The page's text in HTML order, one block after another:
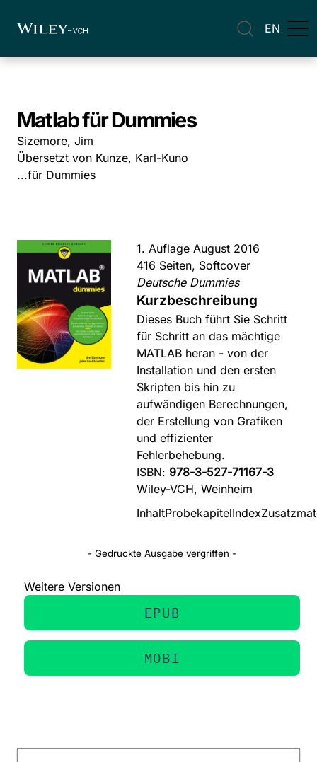
EN
Matlab für Dummies
Sizemore, Jim
Übersetzt von Kunze, Karl-Kuno
...für Dummies
1. Auflage August 2016
416 Seiten, Softcover
Deutsche Dummies
Kurzbeschreibung
Dieses Buch führt Sie Schritt
für Schritt an das mächtige
MATLAB heran - von der
Installation und den ersten
Skripten bis hin zu
aufwändigen Berechnungen,
der Erstellung von Grafiken
und effizienter
Fehlerbehebung.
ISBN: 978-3-527-71167-3
Wiley-VCH, Weinheim
InhaltProbekapitelIndex
- Gedruckte Ausgabe vergriffen -
Weitere Versionen
EPUB
MOBI